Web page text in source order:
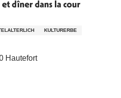
dîner dans la cour
KULTURERBE
Hautefort